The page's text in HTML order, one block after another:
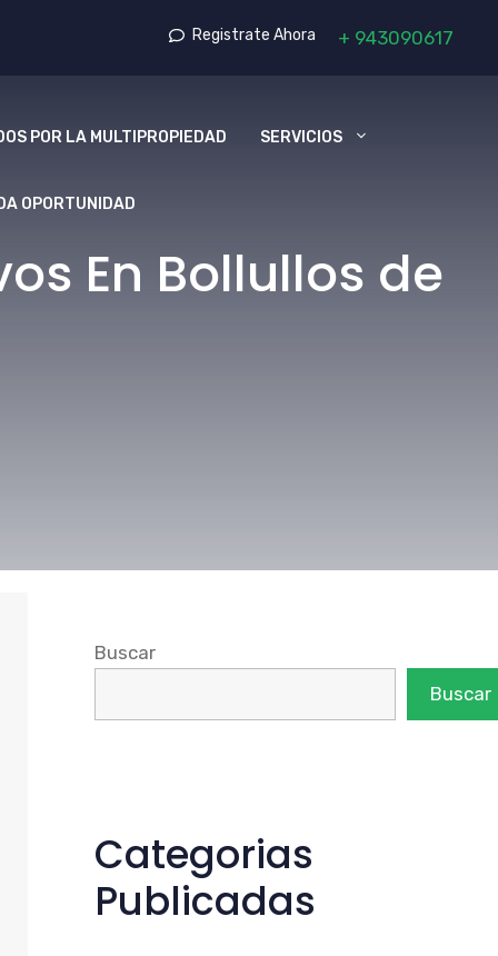
Registrate Ahora + 943090617
POR LA MULTIPROPIEDAD SERVICIOS
OPORTUNIDAD
En Bollullos de
Buscar
Buscar
Categorias
Publicadas